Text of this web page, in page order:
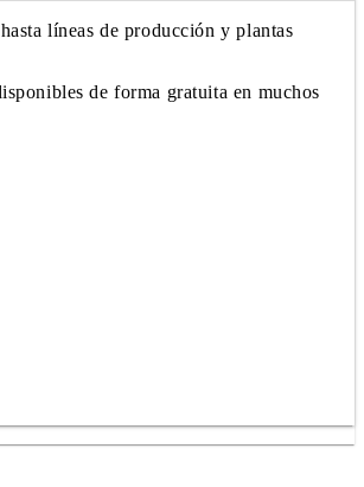
líneas de producción y plantas
de forma gratuita en muchos